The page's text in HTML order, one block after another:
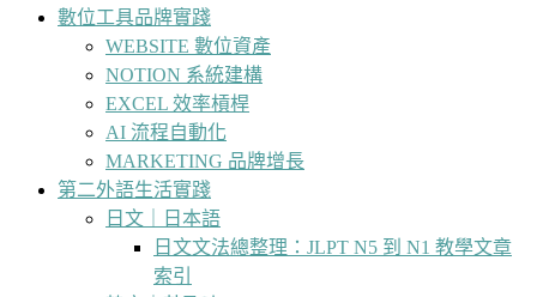
數位工具品牌實踐
WEBSITE 數位資產
NOTION 系統建構
EXCEL 效率槓桿
AI 流程自動化
MARKETING 品牌增長
第二外語生活實踐
日文｜日本語
日文文法總整理：JLPT N5 到 N1 教學文章
索引